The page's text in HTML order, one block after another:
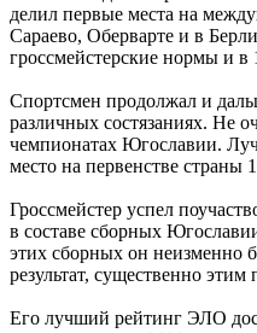
делил первые места на
Сараево, Оберварте и в
гроссмейстерские нормы и в
Спортсмен продолжал и
различных состязаниях. Не
чемпионатах Югославии.
место на первенстве страны
Гроссмейстер успел
в составе сборных
этих сборных он неизменно
результат, существенно
Его лучший рейтинг ЭЛО